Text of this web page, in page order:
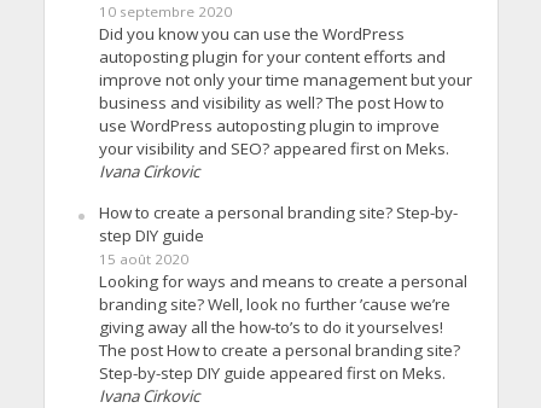
10 septembre 2020
Did you know you can use the WordPress
autoposting plugin for your content efforts and
improve not only your time management but your
business and visibility as well? The post How to
use WordPress autoposting plugin to improve
your visibility and SEO? appeared first on Meks.
Ivana Cirkovic
How to create a personal branding site? Step-by-
step DIY guide
15 août 2020
Looking for ways and means to create a personal
branding site? Well, look no further ’cause we’re
giving away all the how-to’s to do it yourselves!
The post How to create a personal branding site?
Step-by-step DIY guide appeared first on Meks.
Ivana Cirkovic